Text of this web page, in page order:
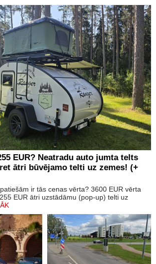
EUR? Neatradu auto jumta telts
ātri būvējamo telti uz zemes! (+
ir tās cenas vērta? 3600 EUR vērta
EUR ātri uzstādāmu (pop-up) telti uz